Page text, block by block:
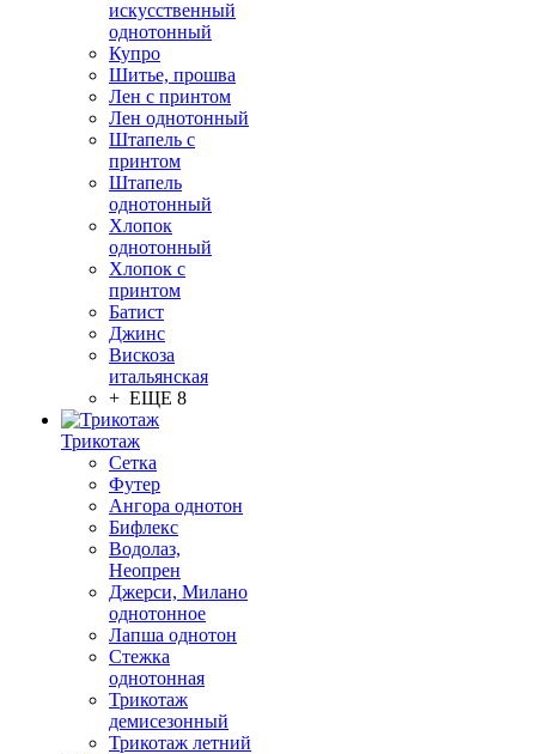
искусственный
однотонный
Купро
Шитье, прошва
Лен с принтом
Лен однотонный
Штапель с
принтом
Штапель
однотонный
Хлопок
однотонный
Хлопок с
принтом
Батист
Джинс
Вискоза
итальянская
+ ЕЩЕ 8
Трикотаж
Сетка
Футер
Ангора однотон
Бифлекс
Водолаз,
Неопрен
Джерси, Милано
однотонное
Лапша однотон
Стежка
однотонная
Трикотаж
демисезонный
Трикотаж летний